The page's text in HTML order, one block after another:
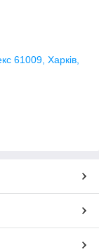
61009, Харків,